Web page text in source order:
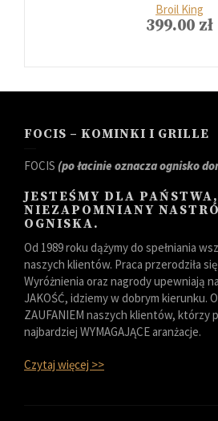
Broil King
399.00 zł
FOCIS – KOMINKI I GRILLE
FOCIS (po łacinie oznacza ognisko
JESTEŚMY DLA
NIEZAPOMNIANY
OGNISKA.
Od 1989 roku dążymy do spełniania
naszych klientów. Praca przerodziła się
Wyróżnienia oraz nagrody upewniają
JAKOŚĆ, idziemy w dobrym kierunku.
ZAUFANIEM naszych klientów, którzy
najbardziej WYMAGAJĄCE aranżacje.
Czytaj więcej >>